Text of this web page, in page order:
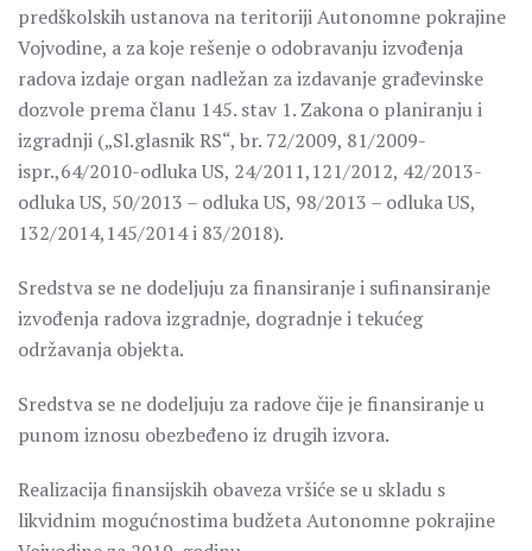
predškolskih ustanova na teritoriji Autonomne pokrajine
Vojvodine, a za koje rešenje o odobravanju izvođenja
radova izdaje organ nadležan za izdavanje građevinske
dozvole prema članu 145. stav 1. Zakona o planiranju i
izgradnji („Sl.glasnik RS“, br. 72/2009, 81/2009-
ispr.,64/2010-odluka US, 24/2011,121/2012, 42/2013-
odluka US, 50/2013 – odluka US, 98/2013 – odluka US,
132/2014,145/2014 i 83/2018).
Sredstva se ne dodeljuju za finansiranje i sufinansiranje
izvođenja radova izgradnje, dogradnje i tekućeg
održavanja objekta.
Sredstva se ne dodeljuju za radove čije je finansiranje u
punom iznosu obezbeđeno iz drugih izvora.
Realizacija finansijskih obaveza vršiće se u skladu s
likvidnim mogućnostima budžeta Autonomne pokrajine